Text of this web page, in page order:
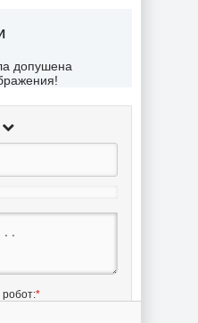
допушена
робот:*